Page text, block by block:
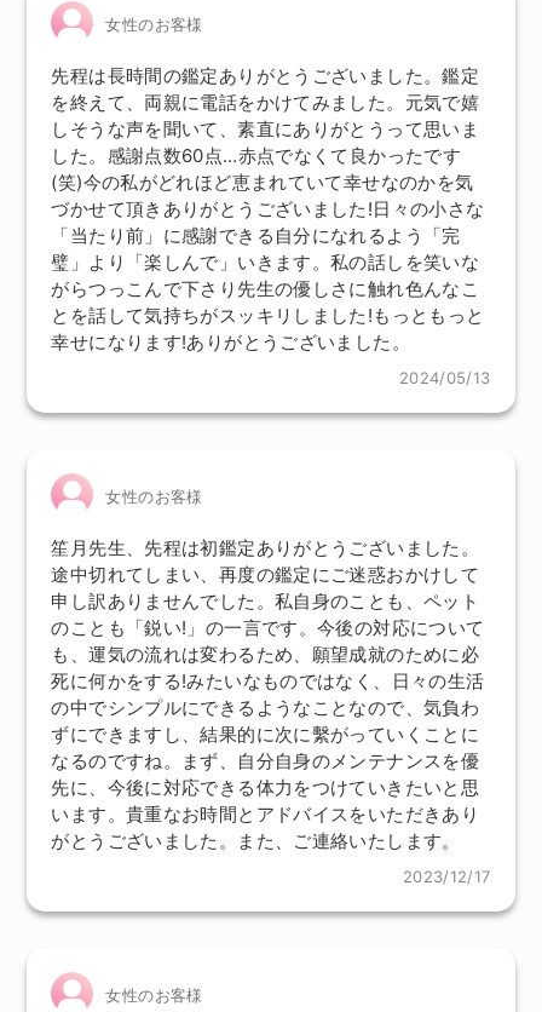
女性のお客様
先程は長時間の鑑定ありがとうございました。鑑定
を終えて、両親に電話をかけてみました。元気で嬉
しそうな声を聞いて、素直にありがとうって思いま
した。感謝点数60点…赤点でなくて良かったです
(笑)今の私がどれほど恵まれていて幸せなのかを気
づかせて頂きありがとうございました!日々の小さな
「当たり前」に感謝できる自分になれるよう「完
璧」より「楽しんで」いきます。私の話しを笑いな
がらつっこんで下さり先生の優しさに触れ色んなこ
とを話して気持ちがスッキリしました!もっともっと
幸せになります!ありがとうございました。
2024/05/13
女性のお客様
笙月先生、先程は初鑑定ありがとうございました。
途中切れてしまい、再度の鑑定にご迷惑おかけして
申し訳ありませんでした。私自身のことも、ペット
のことも「鋭い!」の一言です。今後の対応について
も、運気の流れは変わるため、願望成就のために必
死に何かをする!みたいなものではなく、日々の生活
の中でシンプルにできるようなことなので、気負わ
ずにできますし、結果的に次に繫がっていくことに
なるのですね。まず、自分自身のメンテナンスを優
先に、今後に対応できる体力をつけていきたいと思
います。貴重なお時間とアドバイスをいただきあり
がとうございました。また、ご連絡いたします。
2023/12/17
女性のお客様